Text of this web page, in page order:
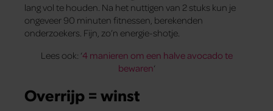
lang vol te houden. Na het nuttigen van 2 stuks kun je
ongeveer 90 minuten fitnessen, berekenden
onderzoekers. Fijn, zo’n energie-shotje.
Lees ook: ‘4 manieren om een halve avocado te
bewaren‘
Overrijp = winst